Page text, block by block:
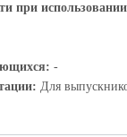
при
-
Для